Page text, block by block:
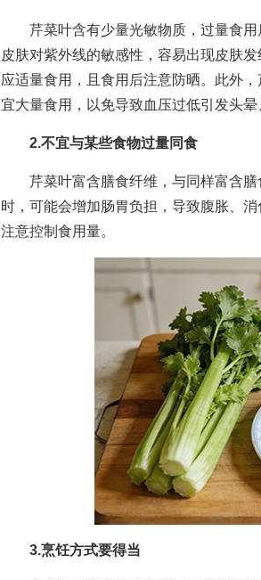
芹菜叶含有少量光敏物质，过量食用
皮肤对紫外线的敏感性，容易出现皮肤
应适量食用，且食用后注意防晒。此外
宜大量食用，以免导致血压过低引发头晕
2.不宜与某些食物过量同食
芹菜叶富含膳食纤维，与同样富含膳
时，可能会增加肠胃负担，导致腹胀、
注意控制食用量。
3.烹饪方式要得当